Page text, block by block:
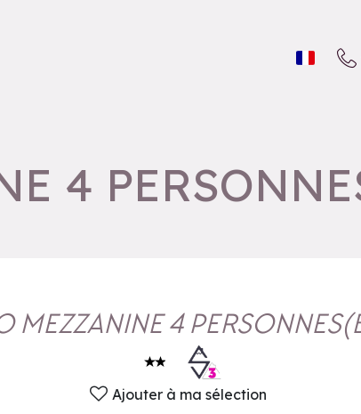
4
MEZZANINE 4 PERSONNES(
Ajouter à ma sélection